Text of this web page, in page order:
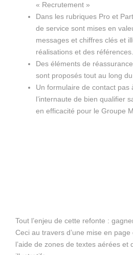
« Recrutement »
Dans les rubriques Pro et
de service sont mises en
messages et chiffres clés et
réalisations et des références.
Des éléments de
sont proposés tout au long
Un formulaire de contact pas
l’internaute de bien qualifier
en efficacité pour le Groupe
Tout l’enjeu de cette refonte :
Ceci au travers d’une mise en
l’aide de zones de textes aérées et